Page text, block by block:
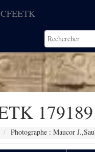
179189
Photographe : Maucor